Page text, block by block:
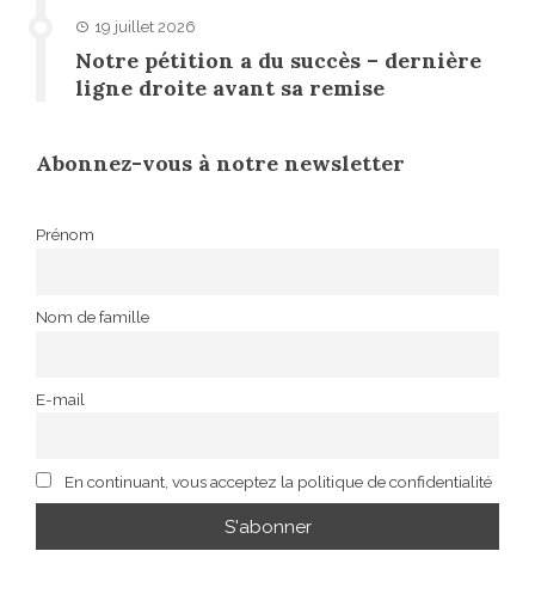
19 juillet 2026
Notre pétition a du succès – dernière
ligne droite avant sa remise
Abonnez-vous à notre newsletter
Prénom
Nom de famille
E-mail
En continuant, vous acceptez la politique de confidentialité